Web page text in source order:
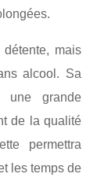
détente, mais
alcool. Sa
une grande
de la qualité
permettra
les temps de